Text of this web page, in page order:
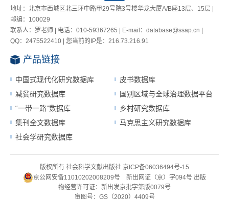
地址：北京市西城区北三环中路甲29号院3号楼华龙大厦A/B座13层、15层 |
邮编：100029
联系人：罗老师 | 电话：010-59367265 | E-mail：database@ssap.cn |
QQ：2475522410 | 您当前的IP是： 216.73.216.91
产品链接
中国式现代化研究数据库
皮书数据库
减贫研究数据库
国别区域与全球治理数据平台
“一带一路”数据库
乡村研究数据库
集刊全文数据库
马克思主义研究数据库
社会学研究数据库
版权所有 社会科学文献出版社 京ICP备06036494号-15
京公网安备11010202008209号 新出网证（京）字094号 出版
物经营许可证：新出发京批字第版0079号
审图号：GS（2020）4409号